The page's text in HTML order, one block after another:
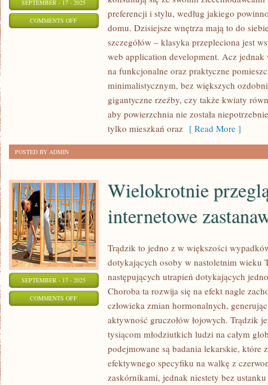
SEPTEMBER - 17 - 2025
COMMENTS OFFON
preferencji i stylu, według jakiego
domu. Dzisiejsze wnętrza mają to do
szczegółów – klasyka przepleciona jest
web application development. Acz
na funkcjonalne oraz praktyczne
minimalistycznym, bez większych
gigantyczne rzeźby, czy także kwiaty
aby powierzchnia nie została
tylko mieszkań oraz [ Read More ]
POSTED BY ADMIN
SEPTEMBER - 17 - 2025
COMMENTS OFFON
PRZEGLĄDAJĄC
Wielokrotnie
internetowe
Trądzik to jedno z w większości
dotykających osoby w nastoletnim wieku
następujących utrapień dotykających
Choroba ta rozwija się na efekt nagle
człowieka zmian hormonalnych,
aktywność gruczołów łojowych. Trądzik
tysiącom młodziutkich ludzi na całym
podejmowane są badania lekarskie, które
efektywnego specyfiku na walkę z
zaskórnikami, jednak niestety bez